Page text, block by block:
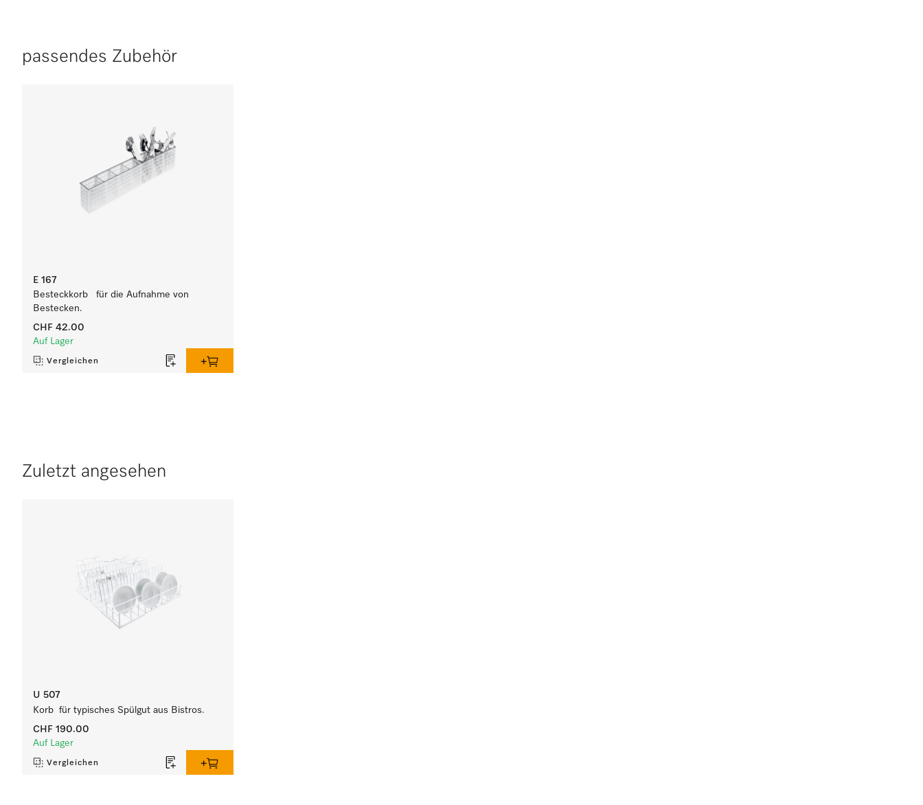
passendes Zubehör
E 167
Besteckkorb für die Aufnahme von
Bestecken.
CHF 42.00
Auf Lager
Vergleichen
Zuletzt angesehen
U 507
Korb für typisches Spülgut aus Bistros.
CHF 190.00
Auf Lager
Vergleichen